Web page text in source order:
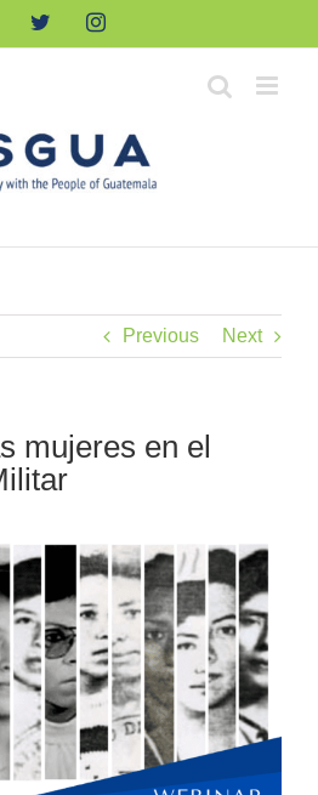
FacebookTwitterInstagram
Previous Next
mujeres en el